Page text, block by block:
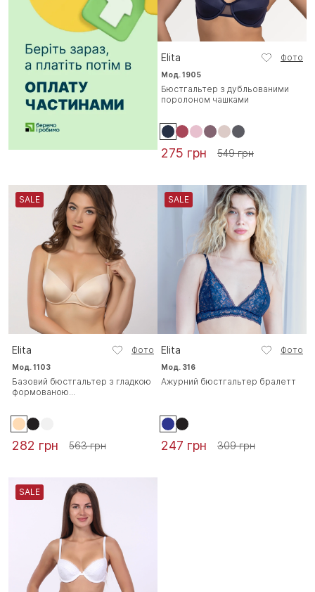
Elita Фото
Мод. 1905
Бюстгальтер з дубльованими
поролоном чашками
275 грн 549 грн
SALE
Elita Фото
Мод. 1103
Базовий бюстгальтер з гладкою
формованою...
282 грн 563 грн
SALE
Elita Фото
Мод. 316
Ажурний бюстгальтер бралетт
247 грн 309 грн
SALE